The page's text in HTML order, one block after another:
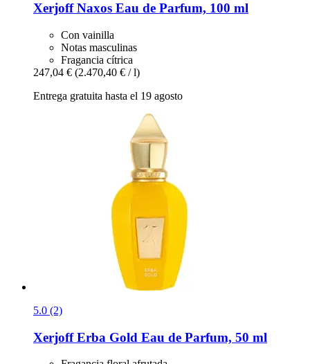
XerjoffNaxos Eau de Parfum, 100 ml
Con vainilla
Notas masculinas
Fragancia cítrica
247,04 € (2.470,40 € / l)
Entrega gratuita hasta el 19 agosto
5.0 (2)
XerjoffErba Gold Eau de Parfum, 50 ml